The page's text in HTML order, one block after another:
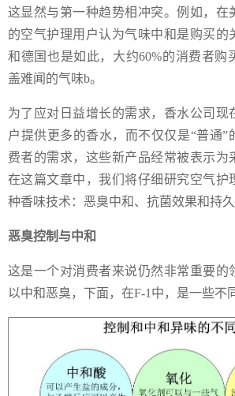
这显然与第一种趋势相冲突。例如，在
的空气护理用户认为气味中和是购买的
和德国也是如此，大约60%的消费者购
盖难闻的气味b。
为了应对日益增长的需求，香水公司现
户提供更多的香水，而不仅仅是“普通”
费者的需求，这些新产品经常被表示为
在这篇文章中，我们将仔细研究空气护
种香味技术：恶臭中和、抗菌效果和持久
恶臭控制与中和
这是一个对消费者来说仍然非常重要的
以中和恶臭，下面，在F-1中，是一些不